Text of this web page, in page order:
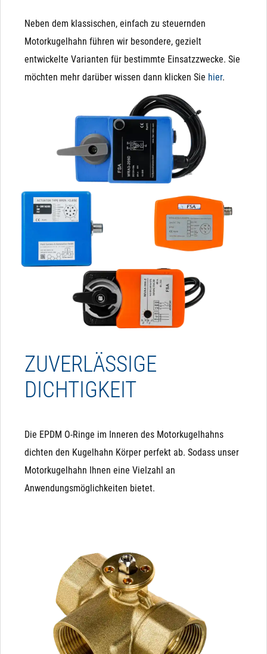
Neben dem klassischen, einfach zu steuernden
Motorkugelhahn führen wir besondere, gezielt
entwickelte Varianten für bestimmte Einsatzzwecke. Sie
möchten mehr darüber wissen dann klicken Sie hier.
ZUVERLÄSSIGE
DICHTIGKEIT
Die EPDM O-Ringe im Inneren des Motorkugelhahns
dichten den Kugelhahn Körper perfekt ab. Sodass unser
Motorkugelhahn Ihnen eine Vielzahl an
Anwendungsmöglichkeiten bietet.